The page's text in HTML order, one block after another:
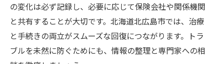
の変化は必ず記録し、必要に応じて保険会社や関係機関
と共有することが大切です。北海道北広島市では、治療
と手続きの両立がスムーズな回復につながります。トラ
ブルを未然に防ぐためにも、情報の整理と専門家への相